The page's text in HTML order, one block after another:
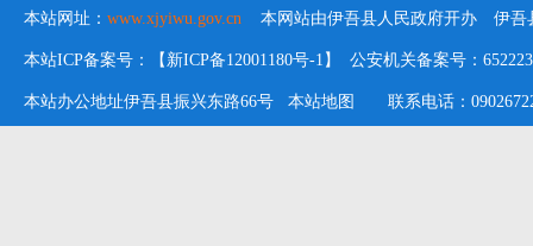
本站网址： www.xjyiwu.gov.cn 本网站由伊吾县人民政府开办 伊吾
本站ICP备案号：【新ICP备12001180号-1】 公安机关备案号：
本站办公地址伊吾县振兴东路66号 本站地图 联系电话：